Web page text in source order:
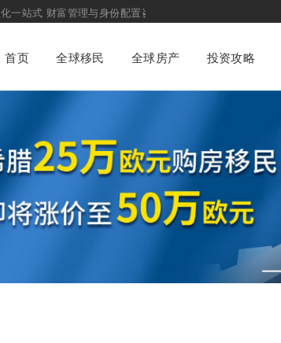
首页 全球移民 全球房产 投资攻略
财富管理与身份配置咨询平台